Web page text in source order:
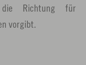
Richtung für
vorgibt.